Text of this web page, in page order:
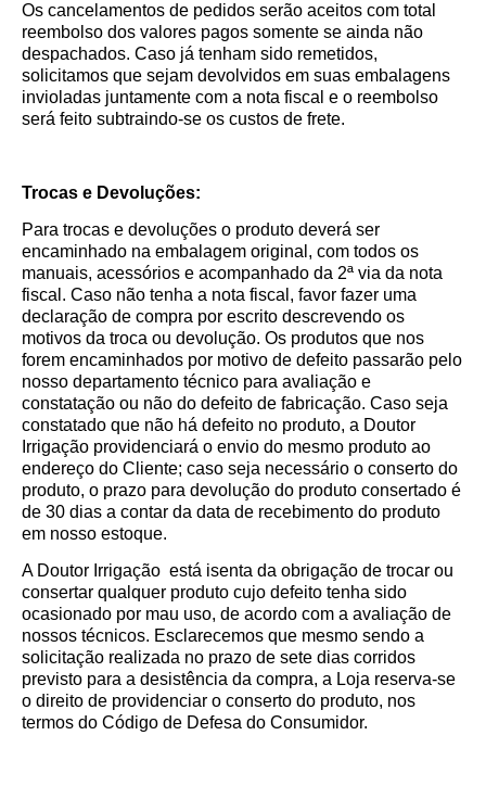
Os cancelamentos de pedidos serão aceitos com total
reembolso dos valores pagos somente se ainda não
despachados. Caso já tenham sido remetidos,
solicitamos que sejam devolvidos em suas embalagens
invioladas juntamente com a nota fiscal e o reembolso
será feito subtraindo-se os custos de frete.
Trocas e Devoluções:
Para trocas e devoluções o produto deverá ser
encaminhado na embalagem original, com todos os
manuais, acessórios e acompanhado da 2ª via da nota
fiscal. Caso não tenha a nota fiscal, favor fazer uma
declaração de compra por escrito descrevendo os
motivos da troca ou devolução. Os produtos que nos
forem encaminhados por motivo de defeito passarão pelo
nosso departamento técnico para avaliação e
constatação ou não do defeito de fabricação. Caso seja
constatado que não há defeito no produto, a Doutor
Irrigação providenciará o envio do mesmo produto ao
endereço do Cliente; caso seja necessário o conserto do
produto, o prazo para devolução do produto consertado é
de 30 dias a contar da data de recebimento do produto
em nosso estoque.
A Doutor Irrigação está isenta da obrigação de trocar ou
consertar qualquer produto cujo defeito tenha sido
ocasionado por mau uso, de acordo com a avaliação de
nossos técnicos. Esclarecemos que mesmo sendo a
solicitação realizada no prazo de sete dias corridos
previsto para a desistência da compra, a Loja reserva-se
o direito de providenciar o conserto do produto, nos
termos do Código de Defesa do Consumidor.